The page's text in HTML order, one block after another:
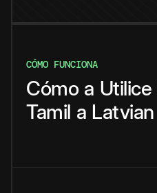
CÓMO FUNCIONA
Cómo a Utilice
Tamil a Latvian